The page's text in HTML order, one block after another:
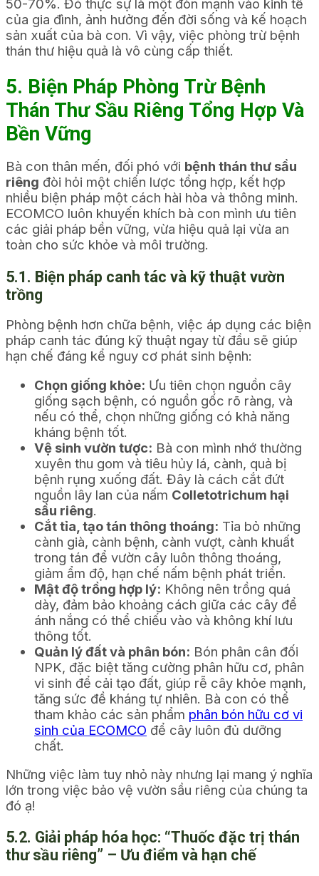
50-70%. Đó thực sự là một đòn mạnh vào kinh tế
của gia đình, ảnh hưởng đến đời sống và kế hoạch
sản xuất của bà con. Vì vậy, việc phòng trừ bệnh
thán thư hiệu quả là vô cùng cấp thiết.
5. Biện Pháp Phòng Trừ Bệnh
Thán Thư Sầu Riêng Tổng Hợp Và
Bền Vững
Bà con thân mến, đối phó với bệnh thán thư sầu
riêng đòi hỏi một chiến lược tổng hợp, kết hợp
nhiều biện pháp một cách hài hòa và thông minh.
ECOMCO luôn khuyến khích bà con mình ưu tiên
các giải pháp bền vững, vừa hiệu quả lại vừa an
toàn cho sức khỏe và môi trường.
5.1. Biện pháp canh tác và kỹ thuật vườn
trồng
Phòng bệnh hơn chữa bệnh, việc áp dụng các biện
pháp canh tác đúng kỹ thuật ngay từ đầu sẽ giúp
hạn chế đáng kể nguy cơ phát sinh bệnh:
Chọn giống khỏe: Ưu tiên chọn nguồn cây
giống sạch bệnh, có nguồn gốc rõ ràng, và
nếu có thể, chọn những giống có khả năng
kháng bệnh tốt.
Vệ sinh vườn tược: Bà con mình nhớ thường
xuyên thu gom và tiêu hủy lá, cành, quả bị
bệnh rụng xuống đất. Đây là cách cắt đứt
nguồn lây lan của nấm Colletotrichum hại
sầu riêng.
Cắt tỉa, tạo tán thông thoáng: Tỉa bỏ những
cành già, cành bệnh, cành vượt, cành khuất
trong tán để vườn cây luôn thông thoáng,
giảm ẩm độ, hạn chế nấm bệnh phát triển.
Mật độ trồng hợp lý: Không nên trồng quá
dày, đảm bảo khoảng cách giữa các cây để
ánh nắng có thể chiếu vào và không khí lưu
thông tốt.
Quản lý đất và phân bón: Bón phân cân đối
NPK, đặc biệt tăng cường phân hữu cơ, phân
vi sinh để cải tạo đất, giúp rễ cây khỏe mạnh,
tăng sức đề kháng tự nhiên. Bà con có thể
tham khảo các sản phẩm phân bón hữu cơ vi
sinh của ECOMCO để cây luôn đủ dưỡng
chất.
Những việc làm tuy nhỏ này nhưng lại mang ý nghĩa
lớn trong việc bảo vệ vườn sầu riêng của chúng ta
đó ạ!
5.2. Giải pháp hóa học: “Thuốc đặc trị thán
thư sầu riêng” – Ưu điểm và hạn chế